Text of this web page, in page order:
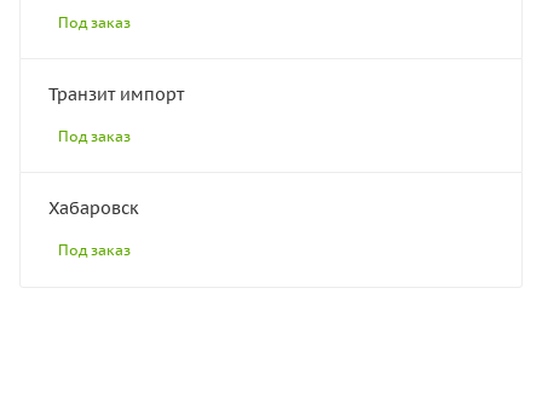
Под заказ
Транзит импорт
Под заказ
Хабаровск
Под заказ